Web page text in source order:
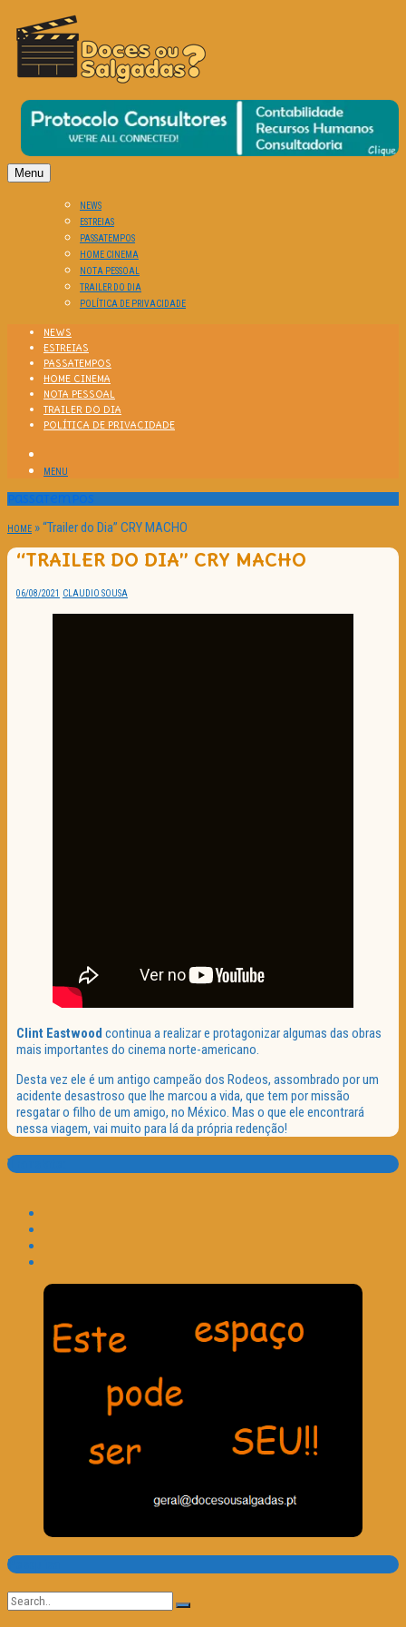
DOCES OU SALGADAS?
O Cinema? Uma Paixão!!
Menu
NEWS
ESTREIAS
PASSATEMPOS
HOME CINEMA
NOTA PESSOAL
TRAILER DO DIA
POLÍTICA DE PRIVACIDADE
NEWS
ESTREIAS
PASSATEMPOS
HOME CINEMA
NOTA PESSOAL
TRAILER DO DIA
POLÍTICA DE PRIVACIDADE
MENU
Passatempos
HOME »“Trailer do Dia” CRY MACHO
“TRAILER DO DIA” CRY MACHO
06/08/2021 CLAUDIO SOUSA
Clint Eastwood continua a realizar e protagonizar algumas das obras
mais importantes do cinema norte-americano.
Desta vez ele é um antigo campeão dos Rodeos, assombrado por um
acidente desastroso que lhe marcou a vida, que tem por missão
resgatar o filho de um amigo, no México. Mas o que ele encontrará
nessa viagem, vai muito para lá da própria redenção!
Translate:
Pesquisa
Search
for: